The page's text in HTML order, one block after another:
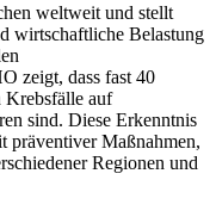
weltweit und stellt
wirtschaftliche Belastung
zeigt, dass fast 40
Krebsfälle auf
sind. Diese Erkenntnis
präventiver Maßnahmen,
Regionen und